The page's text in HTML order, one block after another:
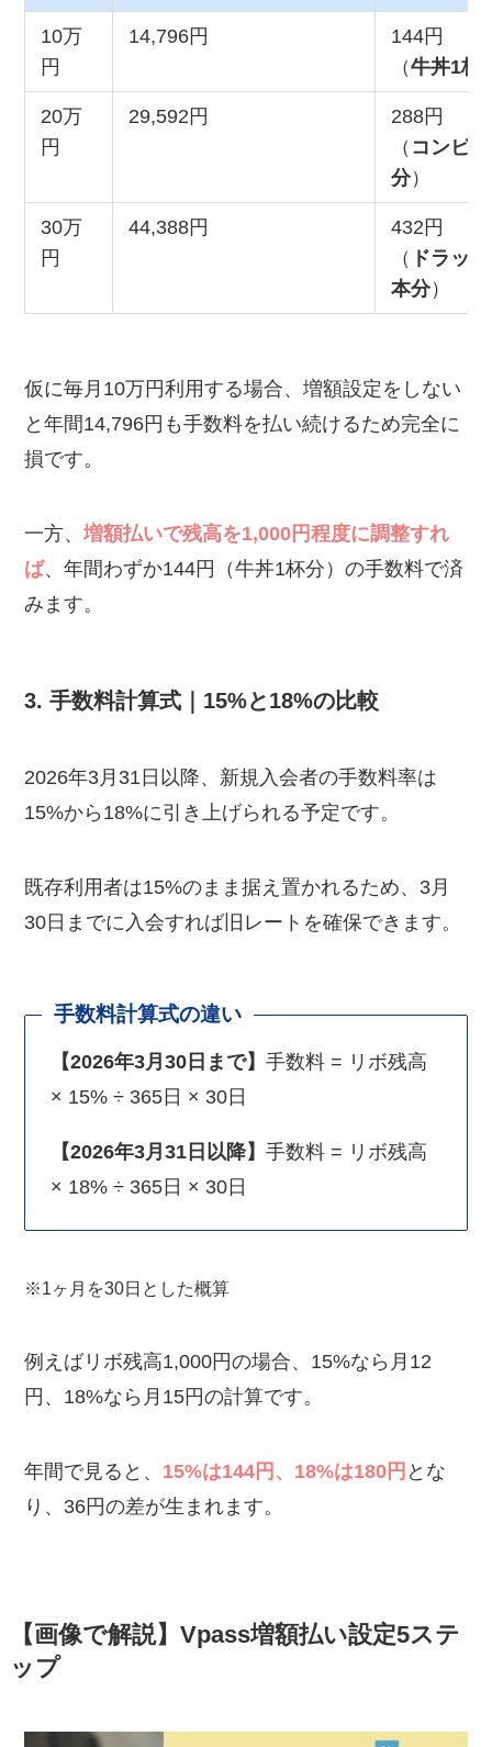
10万
円
14,796円
144円
（牛丼1杯
20万
円
29,592円
288円
（ コンビ
分）
30万
円
44,388円
432円
（ ドラッ
本分）
仮に毎月10万円利用する場合、増額設定をしない
と年間14,796円も手数料を払い続けるため完全に
損です。
一方、増額払いで残高を1,000円程度に調整すれ
ば、年間わずか144円（牛丼1杯分）の手数料で済
みます。
3. 手数料計算式｜15%と18%の比較
2026年3月31日以降、新規入会者の手数料率は
15%から18%に引き上げられる予定です。
既存利用者は15%のまま据え置かれるため、3月
30日までに入会すれば旧レートを確保できます。
手数料計算式の違い
【2026年3月30日まで】 手数料 = リボ残高
× 15% ÷ 365日 × 30日
【2026年3月31日以降】 手数料 = リボ残高
× 18% ÷ 365日 × 30日
※1ヶ月を30日とした概算
例えばリボ残高1,000円の場合、15%なら月12
円、18%なら月15円の計算です。
年間で見ると、 15%は144円、18%は180円 とな
り、36円の差が生まれます。
【画像で解説】Vpass増額払い設定5ステ
ップ